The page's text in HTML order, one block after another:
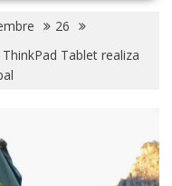
26
Tablet realiza